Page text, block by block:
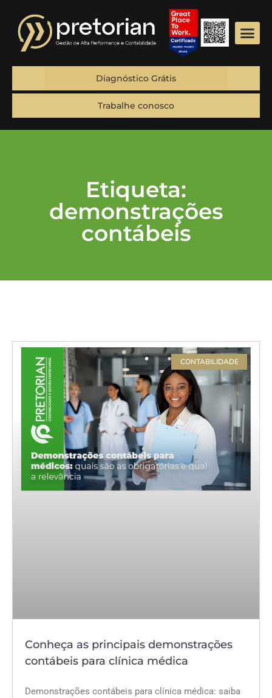
Diagnóstico Grátis
Trabalhe conosco
Etiqueta:
demonstrações
contábeis
CONTABILIDADE
Conheça as principais demonstrações
contábeis para clínica médica
Demonstrações contábeis para clínica médica: saiba